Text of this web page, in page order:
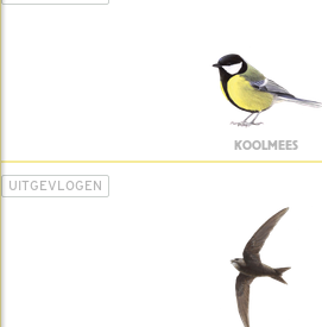
KOOLMEES
UITGEVLOGEN